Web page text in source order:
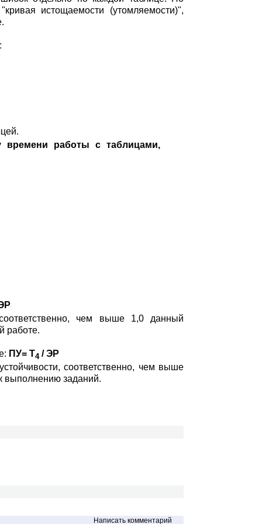
истощаемости (утомляемости)",
работы с таблицами,
чем выше 1,0 данный
работе.
ПУ= Т4 / ЭР
соответственно, чем выше
выполнению заданий.
Написать комментарий